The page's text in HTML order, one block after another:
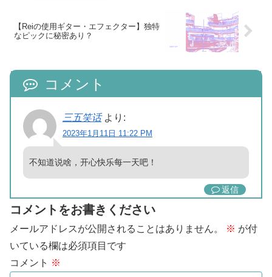
【Reiの使用ギター・エフェクター】独特
なピックに秘密あり？
コメント
三五笑话 より:
2023年1月11日 11:22 PM
不知道说啥，开心快乐每一天吧！
返信
コメントをお書きください
メールアドレスが公開されることはありません。 ※ が付
いている欄は必須項目です
コメント ※